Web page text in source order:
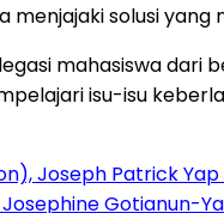
menjajaki solusi
mahasiswa
isu-isu